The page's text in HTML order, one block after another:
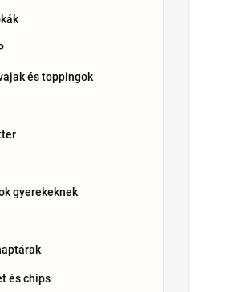
és toppingok
gyerekeknek
és chips